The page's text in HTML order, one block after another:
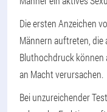
Die ersten Anzeichen
Männern auftreten, die
Bluthochdruck können
an Macht verursachen.
Bei unzureichender